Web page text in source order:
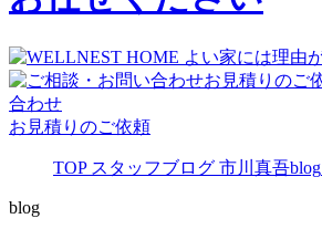
合わせ
お見積りのご依頼
TOP スタッフブログ 市川真吾blog
blog